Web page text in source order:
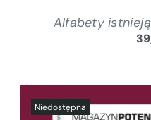
Alfabety